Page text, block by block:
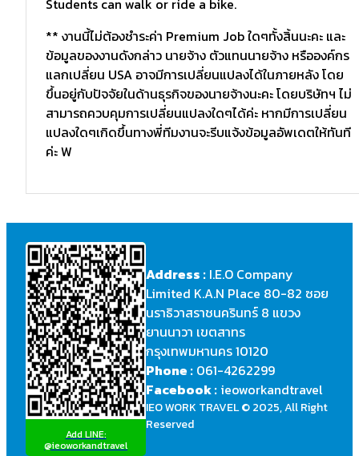
** งานนี้ไม่ต้องชำระค่า Premium Job ใดๆทั้งสิ้นนะคะ และ
ข้อมูลของงานดังกล่าว นายจ้าง ตัวแทนนายจ้าง หรือองค์กร
แลกเปลี่ยน USA อาจมีการเปลี่ยนแปลงได้ในภายหลัง โดย
ขึ้นอยู่กับปัจจัยในด้านธุรกิจของนายจ้างนะคะ โดยบริษัทฯ ไม่
สามารถควบคุมการเปลี่ยนแปลงใดๆได้ค่ะ หากมีการเปลี่ยน
แปลงใดๆเกิดขึ้นทางพี่ทีมงานจะรีบแจ้งข้อมูลอัพเดตให้ทันที
ค่ะ W
Add LINE:
@ieoworkandtravel
Address : I.E.O Company
Limited K.A.N Place 80-82 ซอย
นราธิวาสราชนครินทร์ 8 แขวง
ยานนาวา เขตสาทร
กรุงเทพมหานคร 10120
Phone : 061-4262299
Facebook : ieoworkandtravel
IEO WORK TRAVEL © 2025, All Right
Reserved